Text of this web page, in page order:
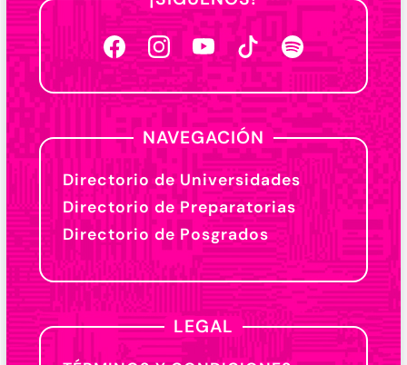
NAVEGACIÓN
Directorio de Universidades
Directorio de Preparatorias
Directorio de Posgrados
LEGAL